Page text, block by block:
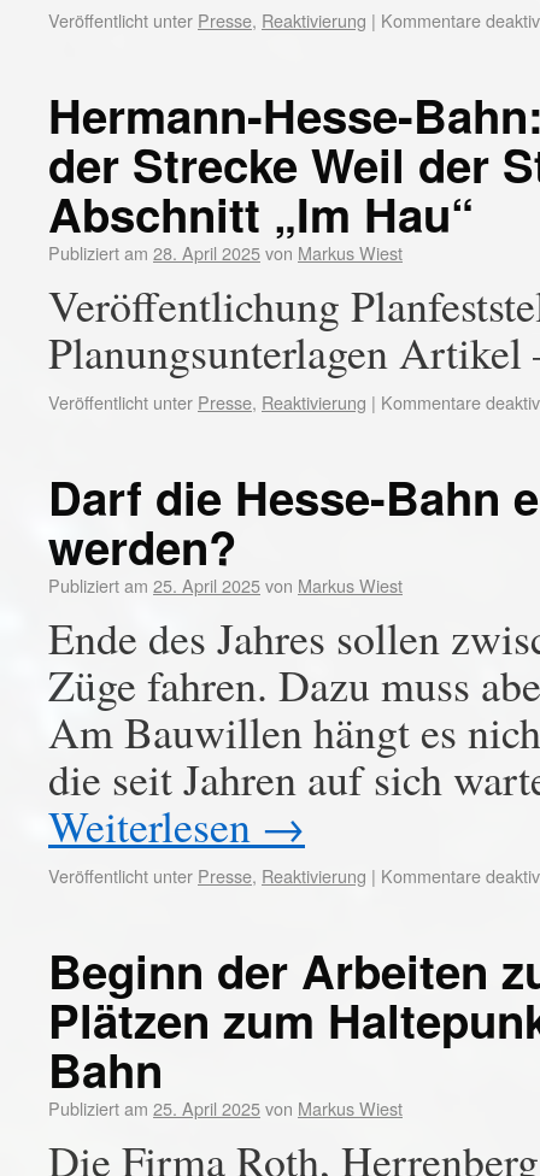
Veröffentlicht unter Presse, Reaktivierung | Kommentare
Hermann-Hesse-
der Strecke Weil der
Abschnitt „Im Hau“
Publiziert am 28. April 2025von Markus Wiest
Veröffentlichung
Planungsunterlagen
Veröffentlicht unter Presse, Reaktivierung | Kommentare
Darf die Hesse-Bahn
werden?
Publiziert am 25. April 2025von Markus Wiest
Ende des Jahres sollen
Züge fahren. Dazu muss
Am Bauwillen hängt es
die seit Jahren auf sich
Weiterlesen →
Veröffentlicht unter Presse, Reaktivierung | Kommentare
Beginn der Arbeiten
Plätzen zum
Bahn
Publiziert am 25. April 2025von Markus Wiest
Die Firma Roth,